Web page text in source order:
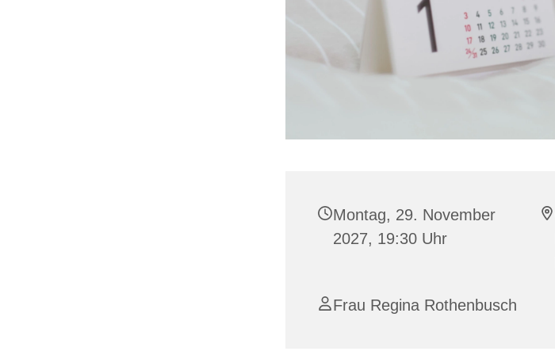
Montag, 29. November
2027, 19:30 Uhr
Frau Regina Rothenbusch